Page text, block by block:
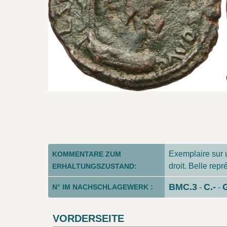
KOMMENTARE ZUM
ERHALTUNGSZUSTAND:
Exemplaire sur
droit. Belle
N° IM NACHSCHLAGEWERK : BMC.3 - C.- -
VORDERSEITE